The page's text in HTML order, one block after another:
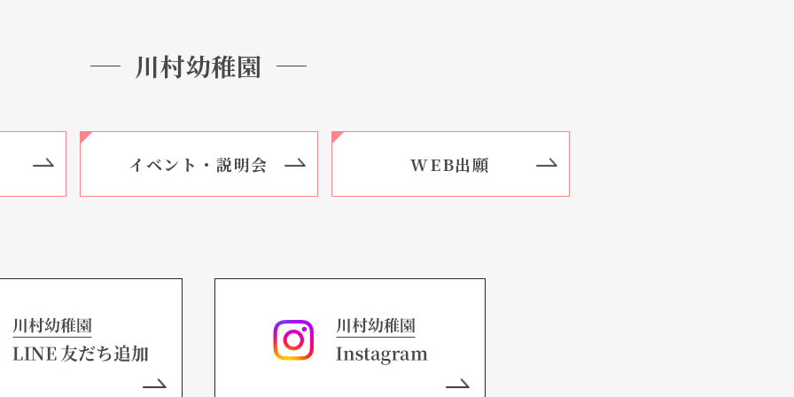
川村幼稚園
イベント・説明会 WEB出願